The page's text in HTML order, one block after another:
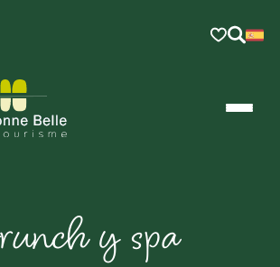
VOTRE LOGICIEL DE
y spa